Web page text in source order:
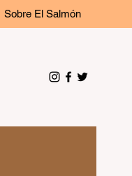
Sobre El Salmón